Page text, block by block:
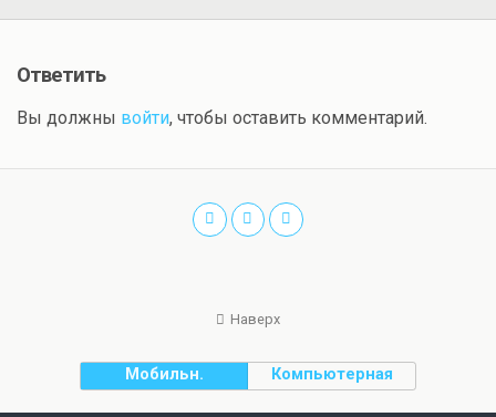
Ответить
Вы должны войти, чтобы оставить комментарий.
Наверх
Мобильн. Компьютерная